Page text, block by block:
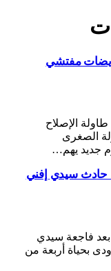
مفتشي
الإصلاح
الصغرى
جديد يهم…
حادث سيدي إفني
بعد فاجعة سيدي
بحياة أربعة من